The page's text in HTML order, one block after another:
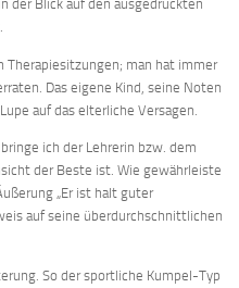
der Blick auf den ausgedruckten
Therapiesitzungen; man hat immer
Das eigene Kind, seine Noten
auf das elterliche Versagen.
ich der Lehrerin bzw. dem
der Beste ist. Wie gewährleiste
„Er ist halt guter
auf seine überdurchschnittlichen
So der sportliche Kumpel-Typ